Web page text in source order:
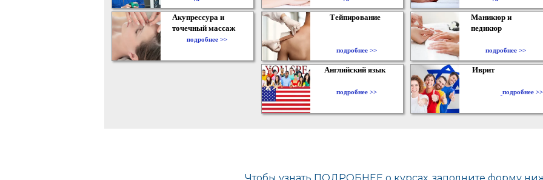
Акупрессура и
точечный массаж
подробнее >>
Тейпирование
подробнее >>
Маникюр и
педикюр
подробнее >>
Английский язык
подробнее >>
Иврит
подробнее >>